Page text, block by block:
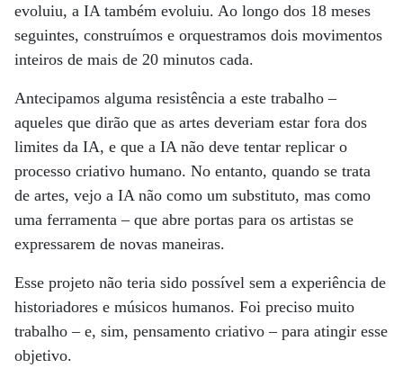
evoluiu, a IA também evoluiu. Ao longo dos 18 meses
seguintes, construímos e orquestramos dois movimentos
inteiros de mais de 20 minutos cada.
Antecipamos alguma resistência a este trabalho –
aqueles que dirão que as artes deveriam estar fora dos
limites da IA, e que a IA não deve tentar replicar o
processo criativo humano. No entanto, quando se trata
de artes, vejo a IA não como um substituto, mas como
uma ferramenta – que abre portas para os artistas se
expressarem de novas maneiras.
Esse projeto não teria sido possível sem a experiência de
historiadores e músicos humanos. Foi preciso muito
trabalho – e, sim, pensamento criativo – para atingir esse
objetivo.